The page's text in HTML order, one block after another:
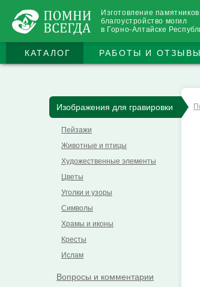
Изготовление памятников
благоустройство могил
в Горно-Алтайске
КАТАЛОГ РАБОТЫ И ОТЗЫВЫ
Изображения для гравировки
Пейзажи
Животные и птицы
Художественные элементы
Цветы
Уголки и узоры
Символы
Храмы и иконы
Кресты
Ислам
Вопросы и комментарии